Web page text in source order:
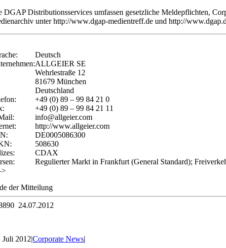
DGAP Distributionsservices umfassen gesetzliche Meldepflichten,
unter http://www.dgap-medientreff.de und http://
Deutsch
ALLGEIER SE
Wehrlestraße 12
81679 München
Deutschland
+49 (0) 89 – 99 84 21 0
+49 (0) 89 – 99 84 21 11
info@allgeier.com
http://www.allgeier.com
DE0005086300
508630
CDAX
Regulierter Markt in Frankfurt (General Standard);
der Mitteilung
24.07.2012
Juli 2012|Corporate News|